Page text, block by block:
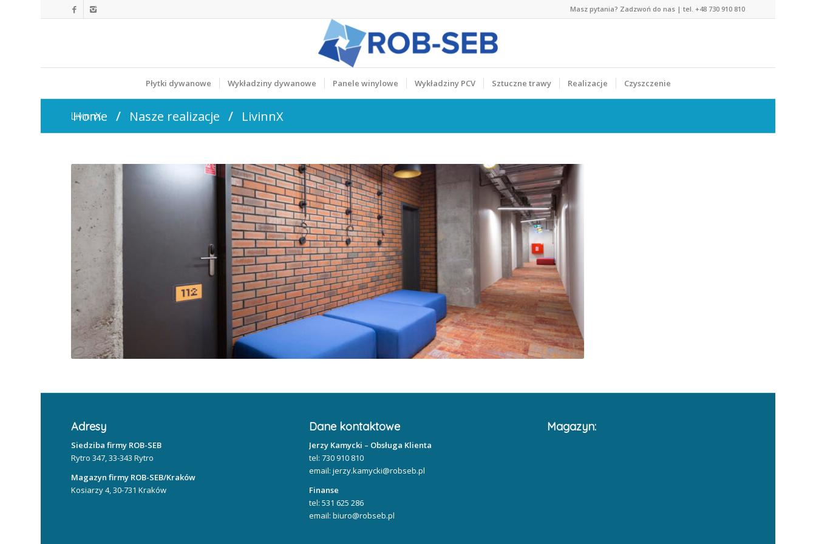
Masz pytania? Zadzwoń do nas | tel. +48 730 910 810
Płytki dywanowe Wykładziny dywanowe Panele winylowe Wykładziny PCV Sztuczne trawy Realizacje Czyszczenie
LivinnX
Home / Nasze realizacje / LivinnX
Adresy
Siedziba firmy ROB-SEB
Rytro 347, 33-343 Rytro
Magazyn firmy ROB-SEB/Kraków
Kosiarzy 4, 30-731 Kraków
Dane kontaktowe
Jerzy Kamycki – Obsługa Klienta
tel: 730 910 810
email: jerzy.kamycki@robseb.pl
Finanse
tel: 531 625 286
email: biuro@robseb.pl
Magazyn: